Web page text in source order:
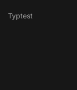
Typtest